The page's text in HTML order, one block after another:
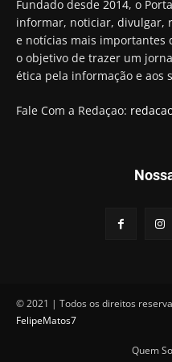
Hugo Motta
"confiscar"
01:49
Descaso da
professoras
00:16
Fundado desde 2014, o
informar, noticiar, divulgar,
e notícias mais importantes
o objetivo de trazer um
ética pela informação e aos
Fale Com a Redaçao:
© 2021 | Todos os direitos
FelipeMatos7
Quem